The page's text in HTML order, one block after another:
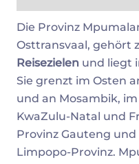
Die Provinz
Osttransvaal, gehört
Reisezielen und liegt
Sie grenzt im Osten
und an Mosambik,
KwaZulu-Natal und
Provinz Gauteng
Limpopo-Provinz.